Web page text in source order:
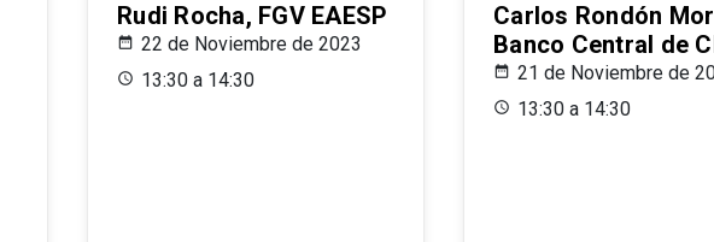
Rudi Rocha, FGV EAESP
22 de Noviembre de 2023
13:30 a 14:30
Carlos Rondón
Banco Central de
21 de Noviembre de
13:30 a 14:30